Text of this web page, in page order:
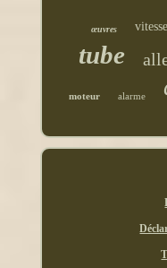
œuvres vitesse
tube
moteur alarme